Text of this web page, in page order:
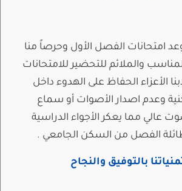
امتحانات الفصل الأول وحرصاً منا
والملائم للتحضير للامتحانات
الأعزاء الحفاظ على الهدوء داخل
وعدم اصدار الأصوات أو سماع
عالي مما يعكر الأجواء الدراسية
الفصل من السكن الجامعي .
بالتوفيق والنجاح